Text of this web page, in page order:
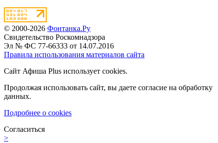
© 2000-2026 Фонтанка.Ру
Свидетельство Роскомнадзора
Эл № ФС 77-66333 от 14.07.2016
Правила использования материалов сайта
Сайт Афиша Plus использует cookies.
Продолжая использовать сайт, вы даете согласие на обработку
данных.
Подробнее о cookies
Согласиться
>